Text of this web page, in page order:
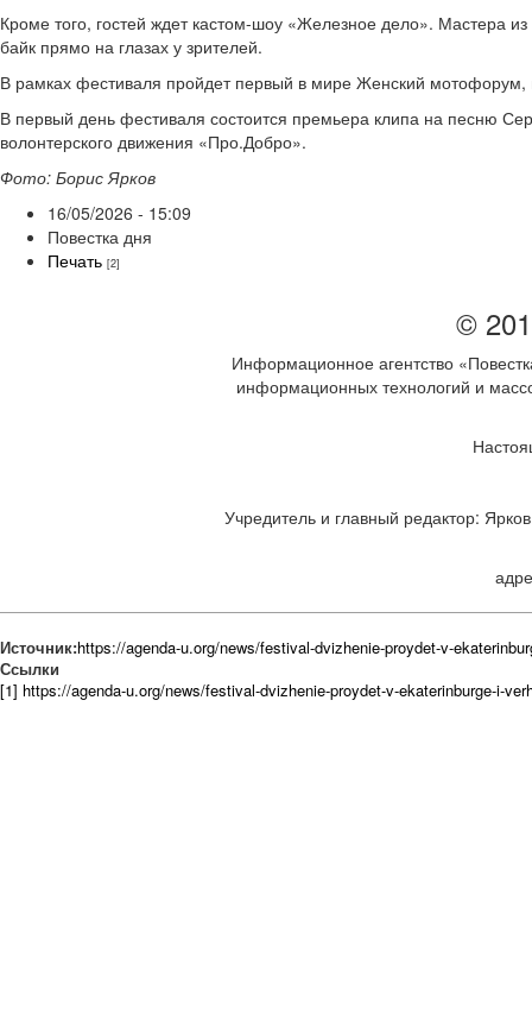
Кроме того, гостей ждет кастом-шоу «Железное дело». Мастера
байк прямо на глазах у зрителей.
В рамках фестиваля пройдет первый в мире Женский
В первый день фестиваля состоится премьера клипа на песню
волонтерского движения «Про.Добро».
Фото: Борис Ярков
16/05/2026 - 15:09
Повестка дня
Печать [2]
©
Информационное агентство
информационных технологий и
Учредитель и главный редактор:
Источник:https://agenda-u.org/news/festival-dvizhenie-proydet-v-
Ссылки
[1] https://agenda-u.org/news/festival-dvizhenie-proydet-v-ekaterinburge-i-